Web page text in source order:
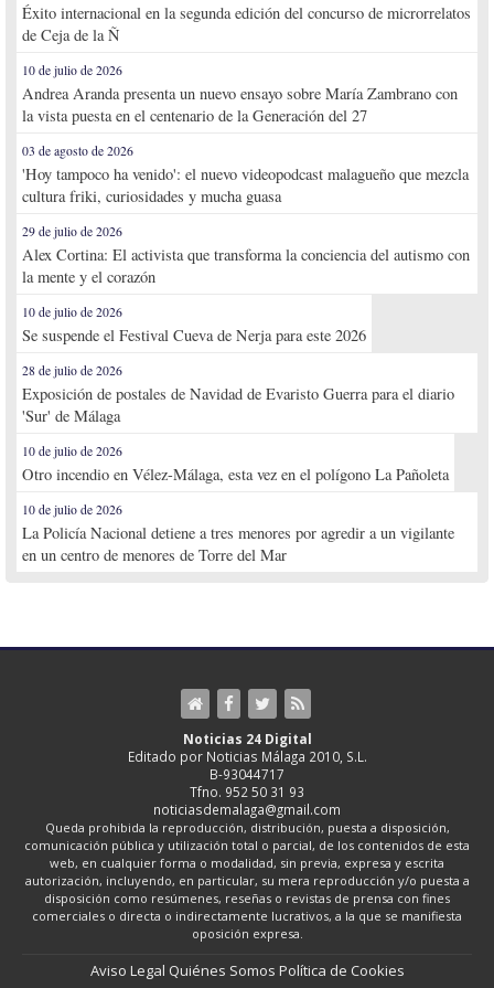
Éxito internacional en la segunda edición del concurso de microrrelatos
de Ceja de la Ñ
10 de julio de 2026
Andrea Aranda presenta un nuevo ensayo sobre María Zambrano con
la vista puesta en el centenario de la Generación del 27
03 de agosto de 2026
'Hoy tampoco ha venido': el nuevo videopodcast malagueño que mezcla
cultura friki, curiosidades y mucha guasa
29 de julio de 2026
Alex Cortina: El activista que transforma la conciencia del autismo con
la mente y el corazón
10 de julio de 2026
Se suspende el Festival Cueva de Nerja para este 2026
28 de julio de 2026
Exposición de postales de Navidad de Evaristo Guerra para el diario
'Sur' de Málaga
10 de julio de 2026
Otro incendio en Vélez-Málaga, esta vez en el polígono La Pañoleta
10 de julio de 2026
La Policía Nacional detiene a tres menores por agredir a un vigilante
en un centro de menores de Torre del Mar
Noticias 24 Digital
Editado por Noticias Málaga 2010, S.L.
B-93044717
Tfno. 952 50 31 93
noticiasdemalaga@gmail.com
Queda prohibida la reproducción, distribución, puesta a disposición,
comunicación pública y utilización total o parcial, de los contenidos de esta
web, en cualquier forma o modalidad, sin previa, expresa y escrita
autorización, incluyendo, en particular, su mera reproducción y/o puesta a
disposición como resúmenes, reseñas o revistas de prensa con fines
comerciales o directa o indirectamente lucrativos, a la que se manifiesta
oposición expresa.
Aviso Legal Quiénes Somos Política de Cookies